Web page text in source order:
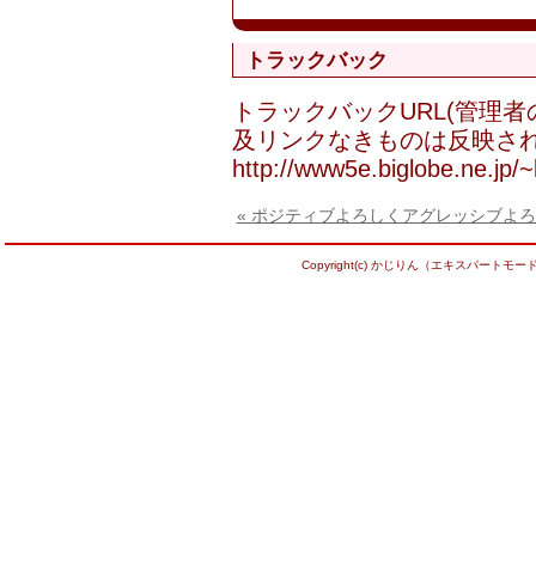
トラックバック
トラックバックURL(管理
及リンクなきものは反映さ
http://www5e.biglobe.ne.jp/
« ポジティブよろしくアグレッシブよ
Copyright(c) かじりん（エキスパートモー